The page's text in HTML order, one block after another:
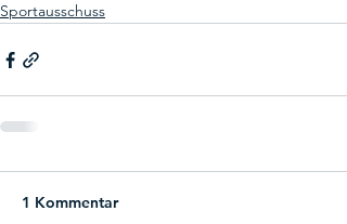
Sportausschuss
1 Kommentar